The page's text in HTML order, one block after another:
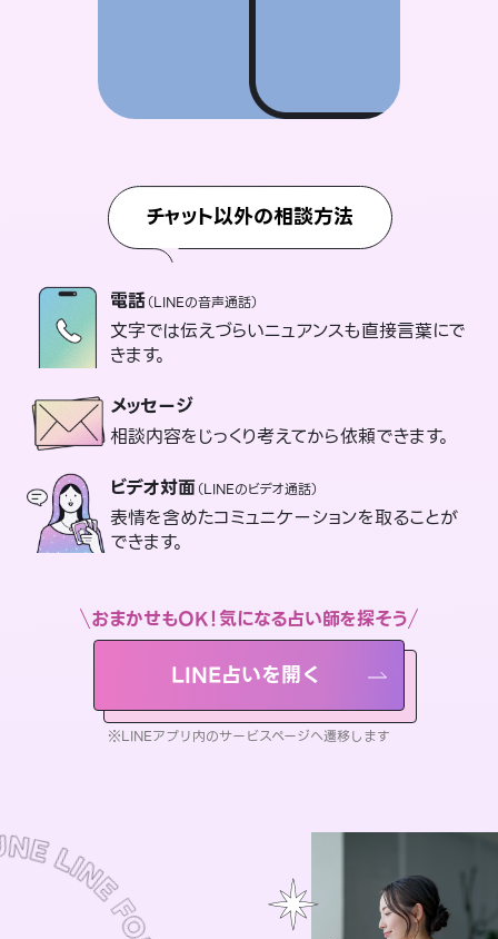
チャット以外の相談方法
電話（LINEの音声通話）
文字では伝えづらいニュアンスも直接言葉にで
きます。
メッセージ
相談内容をじっくり考えてから依頼できます。
ビデオ対面（LINEのビデオ通話）
表情を含めたコミュニケーションを取ることが
できます。
おまかせもOK！気になる占い師を探そう
LINE占いを開く
※LINEアプリ内のサービスページへ遷移します